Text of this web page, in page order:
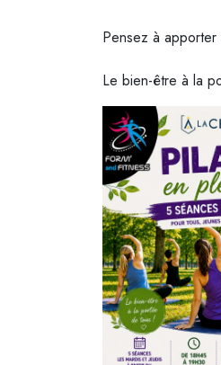
Pensez à
Le bien-être à la